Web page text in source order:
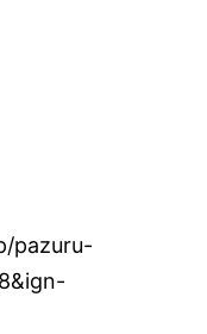
pazuru-